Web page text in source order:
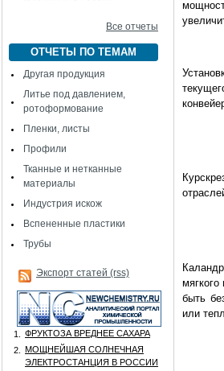
Все отчеты
ОТЧЕТЫ ПО ТЕМАМ
Другая продукция
Литье под давлением,
ротоформование
Пленки, листы
Профили
Тканные и нетканные
материалы
Индустрия искож
Вспененные пластики
Трубы
Экспорт статей (rss)
1.
ФРУКТОЗА ВРЕДНЕЕ САХАРА
2.
МОЩНЕЙШАЯ СОЛНЕЧНАЯ
ЭЛЕКТРОСТАНЦИЯ В РОССИИ
быть
или